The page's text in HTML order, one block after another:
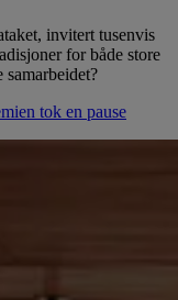
invitert tusenvis
for både store
tok en pause